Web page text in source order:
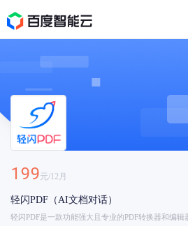
199元/12 月
轻闪PDF（AI文档对话）
轻闪PDF是一款功能强大且专业的PDF转换器和编辑